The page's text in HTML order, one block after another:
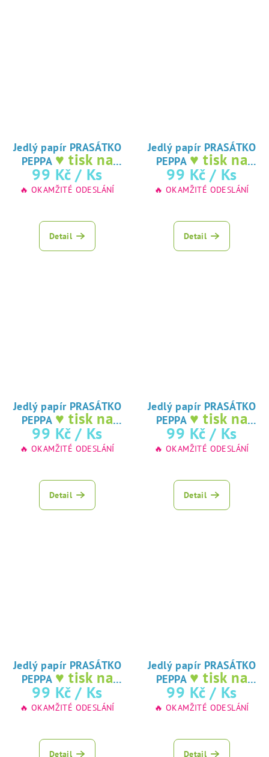
Jedlý papír PRASÁTKO
PEPPA ♥ tisk na
jedlý papír
99 Kč / Ks
🔥 OKAMŽITÉ ODESLÁNÍ
Detail
Jedlý papír PRASÁTKO
PEPPA ♥ tisk na
jedlý papír
99 Kč / Ks
🔥 OKAMŽITÉ ODESLÁNÍ
Detail
Jedlý papír PRASÁTKO
PEPPA ♥ tisk na
jedlý papír
99 Kč / Ks
🔥 OKAMŽITÉ ODESLÁNÍ
Detail
Jedlý papír PRASÁTKO
PEPPA ♥ tisk na
jedlý papír
99 Kč / Ks
🔥 OKAMŽITÉ ODESLÁNÍ
Detail
Jedlý papír PRASÁTKO
PEPPA ♥ tisk na
jedlý papír
99 Kč / Ks
🔥 OKAMŽITÉ ODESLÁNÍ
Detail
Jedlý papír PRASÁTKO
PEPPA ♥ tisk na
jedlý papír
99 Kč / Ks
🔥 OKAMŽITÉ ODESLÁNÍ
Detail